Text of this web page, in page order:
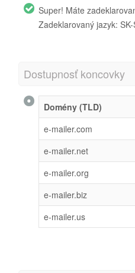
Super! Máte
Zadeklarovaný jazyk: SK-
Dostupnosť koncovky
Domény (TLD)
e-mailer.com
e-mailer.net
e-mailer.org
e-mailer.biz
e-mailer.us